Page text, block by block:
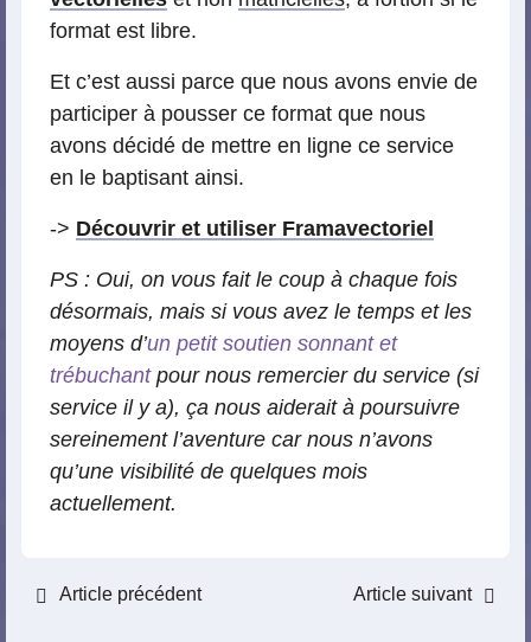
format est libre.
Et c’est aussi parce que nous avons envie de
participer à pousser ce format que nous
avons décidé de mettre en ligne ce service
en le baptisant ainsi.
-> Découvrir et utiliser Framavectoriel
PS : Oui, on vous fait le coup à chaque fois
désormais, mais si vous avez le temps et les
moyens d’un petit soutien sonnant et
trébuchantpour nous remercier du service (si
service il y a), ça nous aiderait à poursuivre
sereinement l’aventure car nous n’avons
qu’une visibilité de quelques mois
actuellement.
Article précédent Article suivant